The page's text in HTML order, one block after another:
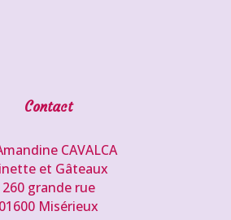
Contact
CAVALCA
et Gâteaux
260 grande rue
01600 Misérieux